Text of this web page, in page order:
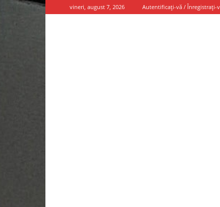
vineri, august 7, 2026 Autentificați-vă / Înregistrați-